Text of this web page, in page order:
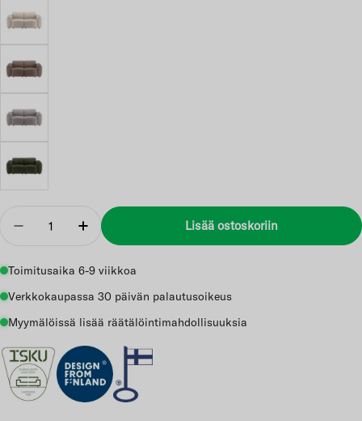
Vähennä Lisää
Lisää ostoskoriin
Toimitusaika 6-9 viikkoa
Verkkokaupassa 30 päivän palautusoikeus
Myymälöissä lisää räätälöintimahdollisuuksia